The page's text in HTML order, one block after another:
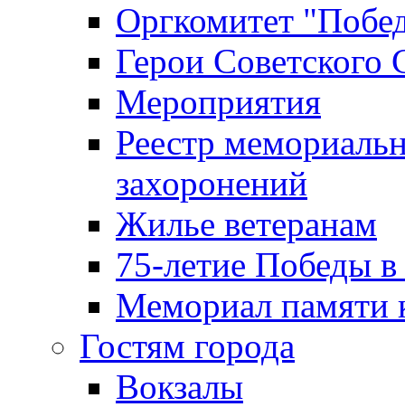
Оргкомитет
Герои Советского
Мероприятия
Реестр
захоронений
Жилье ветеранам
75-летие Победы
Мемориал памяти
Гостям города
Вокзалы